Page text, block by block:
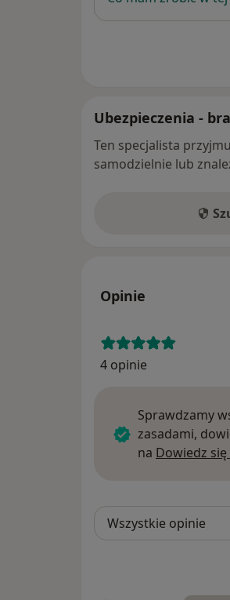
Ubezpieczenia -
Ten specjalista
samodzielnie lub
Opinie
4 opinie
Sprawdzamy
zasadami,
na Dowiedz